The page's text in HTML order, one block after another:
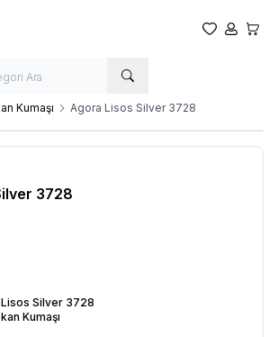
Favorilerim
Hesabım
Kumaşı Agora Lisos Silver 3728
3728
Silver 3728
Kumaşı